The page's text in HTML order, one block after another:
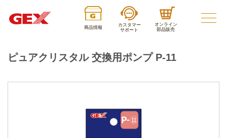
商品情報
カスタマー
サポート
オンライン
部品販売
ピュアクリスタル 交換用ポンプ P-11